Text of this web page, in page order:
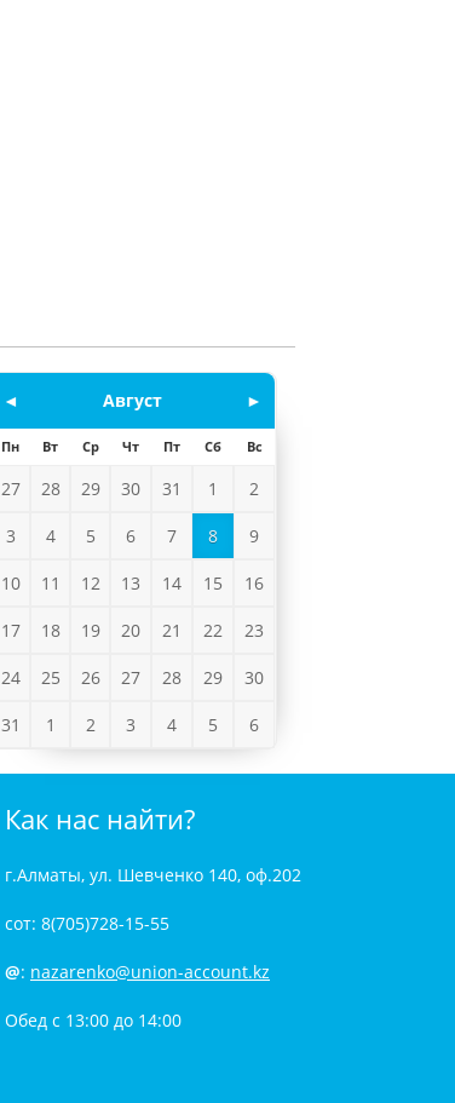
◄ ►
Август
Пн Вт Ср Чт Пт Сб Вс
27 28 29 30 31 1 2
3 4 5 6 7 8 9
10 11 12 13 14 15 16
17 18 19 20 21 22 23
24 25 26 27 28 29 30
31 1 2 3 4 5 6
Как нас найти?
г.Алматы, ул. Шевченко 140, оф.202
сот: 8(705)728-15-55
@: nazarenko@union-account.kz
Обед с 13:00 до 14:00